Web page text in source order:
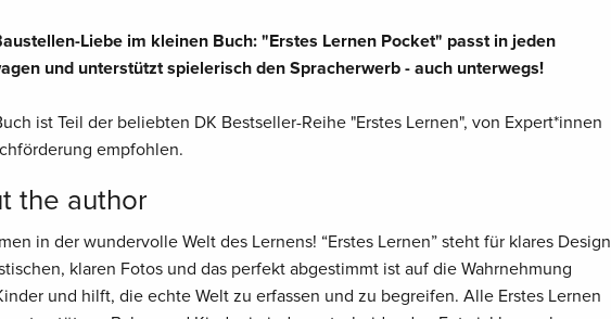
Liebe im kleinen Buch: "Erstes Lernen Pocket" passt in jeden
und unterstützt spielerisch den Spracherwerb - auch unterwegs!
ist Teil der beliebten DK Bestseller-Reihe "Erstes Lernen", von Expert*innen
empfohlen.
the author
in der wundervolle Welt des Lernens! “Erstes Lernen” steht für klares Design
klaren Fotos und das perfekt abgestimmt ist auf die Wahrnehmung
und hilft, die echte Welt zu erfassen und zu begreifen. Alle Erstes Lernen